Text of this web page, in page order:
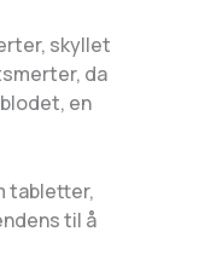
skyllet
da
en
tabletter,
til å